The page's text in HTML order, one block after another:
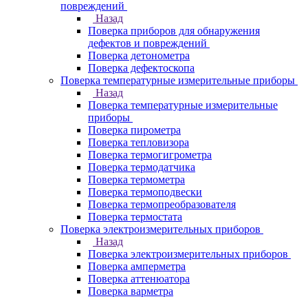
повреждений
Назад
Поверка приборов для обнаружения
дефектов и повреждений
Поверка детонометра
Поверка дефектоскопа
Поверка температурные измерительные приборы
Назад
Поверка температурные измерительные
приборы
Поверка пирометра
Поверка тепловизора
Поверка термогигрометра
Поверка термодатчика
Поверка термометра
Поверка термоподвески
Поверка термопреобразователя
Поверка термостата
Поверка электроизмерительных приборов
Назад
Поверка электроизмерительных приборов
Поверка амперметра
Поверка аттенюатора
Поверка варметра